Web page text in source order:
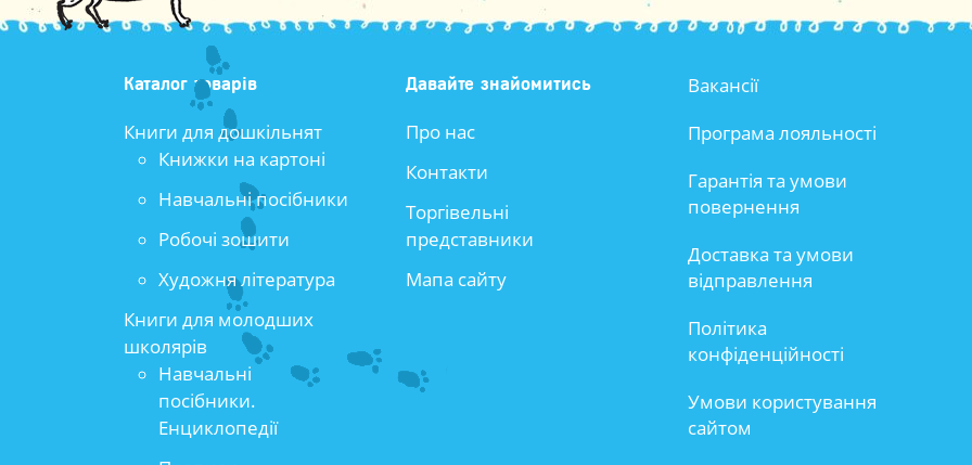
Каталог товарів
Книги для дошкільнят
Книжки на картоні
Навчальні посібники
Робочі зошити
Художня література
Книги для молодших
школярів
Навчальні
посібники.
Енциклопедії
Давайте знайомитись
Про нас
Контакти
Торгівельні
представники
Мапа сайту
Вакансії
Програма лояльності
Гарантія та умови
повернення
Доставка та умови
відправлення
Політика
конфіденційності
Умови користування
сайтом